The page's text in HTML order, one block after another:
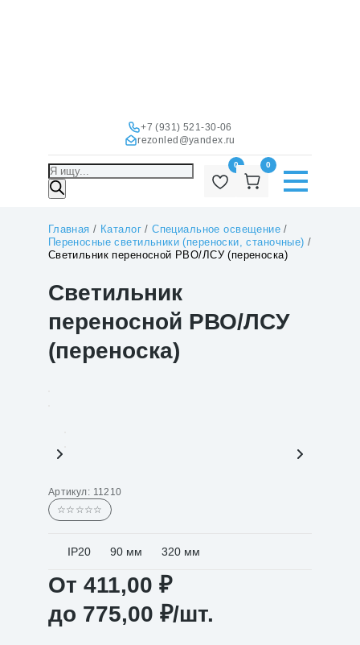
+7 (931) 521-30-06
rezonled@yandex.ru
Поиск
товаров
0 0
Главная / Каталог/Специальное освещение /
Переносные светильники (переноски, станочные) /
Светильник переносной РВО/ЛСУ (переноска)
Светильник
переносной РВО/ЛСУ
(переноска)
Артикул: 11210
☆☆☆☆☆
IP20 90 мм 320 мм
От 411,00 ₽
до 775,00 ₽/шт.